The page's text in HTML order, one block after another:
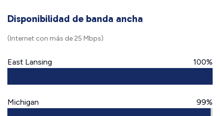
Disponibilidad de banda ancha
(Internet con más de 25 Mbps)
East Lansing 100%
Michigan 99%